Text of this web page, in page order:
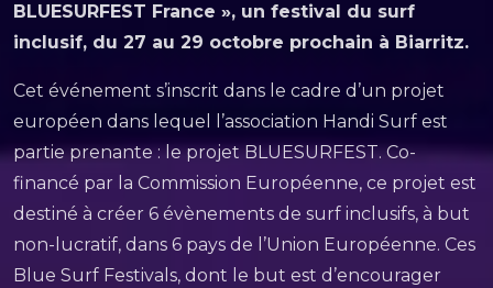
BLUESURFEST France », un festival du surf
inclusif, du 27 au 29 octobre prochain à Biarritz.
Cet événement s’inscrit dans le cadre d’un projet
européen dans lequel l’association Handi Surf est
partie prenante : le projet BLUESURFEST. Co-
financé par la Commission Européenne, ce projet est
destiné à créer 6 évènements de surf inclusifs, à but
non-lucratif, dans 6 pays de l’Union Européenne. Ces
Blue Surf Festivals, dont le but est d’encourager